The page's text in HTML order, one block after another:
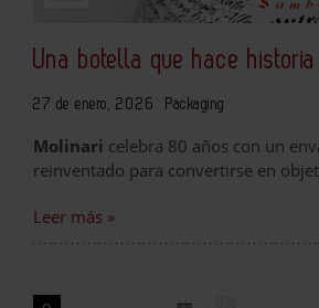
Una botella que hace historia
27 de enero, 2026 Packaging
Molinari celebra 80 años con un
reinventado para convertirse en
Leer más »